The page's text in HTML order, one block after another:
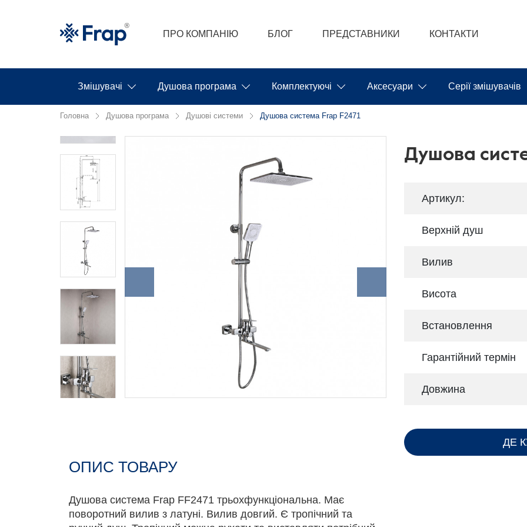
ПРО КОМПАНІЮ БЛОГ ПРЕДСТАВНИКИ КОНТАКТИ
Змішувачі Душова програма Комплектуючі Аксесуари Серії змішувачів
Головна Душова програма Душові системи Душова система Frap F2471
ОПИС ТОВАРУ
Душова система Frap FF2471 трьохфункціональна. Має
поворотний вилив з латуні. Вилив довгий. Є тропічний та
Душова
Артикул:
Верхній душ
Вилив
Висота
Встановлення
Гарантійний термін
Довжина
ДЕ